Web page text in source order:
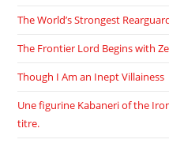
The World’s Strongest
The Frontier Lord Begins with
Though I Am an Inept Villainess
Une figurine Kabaneri of the
titre.